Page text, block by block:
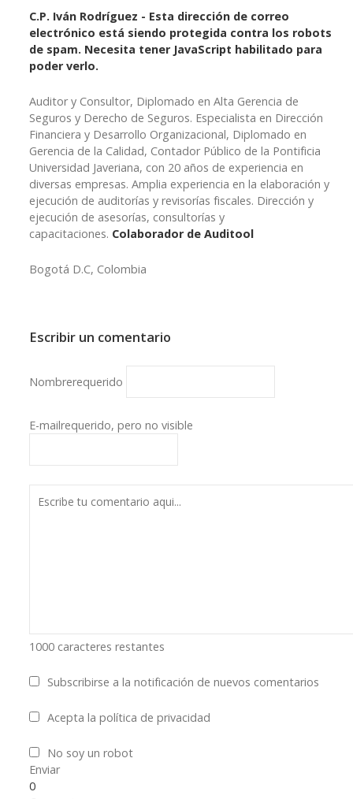
C.P. Iván Rodríguez - Esta dirección de correo
electrónico está siendo protegida contra los robots
de spam. Necesita tener JavaScript habilitado para
poder verlo.
Auditor y Consultor, Diplomado en Alta Gerencia de
Seguros y Derecho de Seguros. Especialista en Dirección
Financiera y Desarrollo Organizacional, Diplomado en
Gerencia de la Calidad, Contador Público de la Pontificia
Universidad Javeriana, con 20 años de experiencia en
diversas empresas. Amplia experiencia en la elaboración y
ejecución de auditorías y revisorías fiscales. Dirección y
ejecución de asesorías, consultorías y
capacitaciones. Colaborador de Auditool
Bogotá D.C, Colombia
Escribir un comentario
Nombrerequerido
E-mailrequerido, pero no visible
1000 caracteres restantes
Subscribirse a la notificación de nuevos comentarios
Acepta la política de privacidad
No soy un robot
Enviar
0